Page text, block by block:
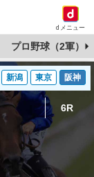
dメニュー
プロ野球（2軍）
新潟 東京 阪神
6R